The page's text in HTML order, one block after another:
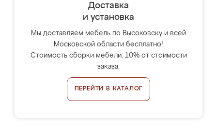
Доставка
и установка
Мы доставляем мебель по Высоковску и всей
Московской области бесплатно!
Стоимость сборки мебели: 10% от стоимости
заказа.
ПЕРЕЙТИ В КАТАЛОГ